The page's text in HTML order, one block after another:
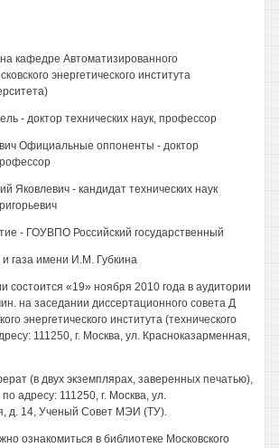
кафедре Автоматизированного
энергетического института
- доктор технических наук, профессор
Официальные оппоненты - доктор
Яковлевич - кандидат технических наук
- ГОУВПО Российский государственный
газа имени И.М. Губкина
состоится «19» ноября 2010 года в аудитории
на заседании диссертационного совета Д
энергетического института (технического
111250, г. Москва, ул. Красноказарменная,
(в двух экземплярах, заверенных печатью),
адресу: 111250, г. Москва, ул.
д. 14, Ученый Совет МЭИ (ТУ).
ознакомиться в библиотеке Московского